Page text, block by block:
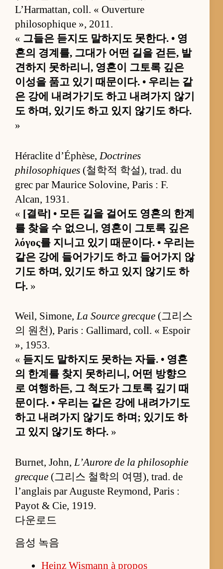
L’Harmattan, coll. « Ouverture
philosophique », 2011.
« 그들은 듣지도 말하지도 못한다. • 영
혼의 경계를, 그대가 어떤 길을 걷든, 발
견하지 못하리니, 영혼이 그토록 깊은
이성을 품고 있기 때문이다. • 우리는 같
은 강에 내려가기도 하고 내려가지 않기
도 하며, 있기도 하고 있지 않기도 하다.
»
Héraclite d’Éphèse, Doctrines
philosophiques (철학적 학설), trad. du
grec par Maurice Solovine, Paris : F.
Alcan, 1931.
« [결락] • 모든 길을 걸어도 영혼의 한계
를 찾을 수 없으니, 영혼이 그토록 깊은
λόγος를 지니고 있기 때문이다. • 우리는
같은 강에 들어가기도 하고 들어가지 않
기도 하며, 있기도 하고 있지 않기도 하
다. »
Weil, Simone,La Source grecque (그리스
의 원천), Paris : Gallimard, coll. « Espoir
», 1953.
« 듣지도 말하지도 못하는 자들. • 영혼
의 한계를 찾지 못하리니, 어떤 방향으
로 여행하든, 그 척도가 그토록 깊기 때
문이다. • 우리는 같은 강에 내려가기도
하고 내려가지 않기도 하며; 있기도 하
고 있지 않기도 하다. »
Burnet, John,L’Aurore de la philosophie
grecque (그리스 철학의 여명), trad. de
l’anglais par Auguste Reymond, Paris :
Payot & Cie, 1919.
다운로드
음성 녹음
Heinz Wismann à propos